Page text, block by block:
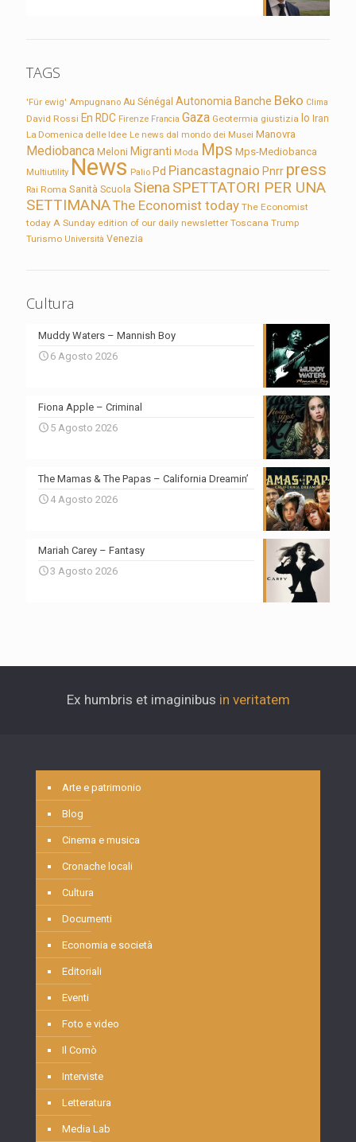
TAGS
'Für ewig' Ampugnano Au Sénégal Autonomia Banche Beko Clima
David Rossi En RDC Firenze Francia Gaza Geotermia giustizia Io Iran
La Domenica delle Idee Le news dal mondo dei Musei Manovra
Mediobanca Meloni Migranti Moda Mps Mps-Mediobanca
Multiutility News Palio Pd Piancastagnaio Pnrr press
Rai Roma Sanità Scuola Siena SPETTATORI PER UNA
SETTIMANAThe Economist today The Economist
today A Sunday edition of our daily newsletter Toscana Trump
Turismo Università Venezia
Cultura
Muddy Waters – Mannish Boy
6 Agosto 2026
Fiona Apple – Criminal
5 Agosto 2026
The Mamas & The Papas – California Dreamin’
4 Agosto 2026
Mariah Carey – Fantasy
3 Agosto 2026
Ex humbris et imaginibus in veritatem
Arte e patrimonio
Blog
Cinema e musica
Cronache locali
Cultura
Documenti
Economia e società
Editoriali
Eventi
Foto e video
Il Comò
Interviste
Letteratura
Media Lab